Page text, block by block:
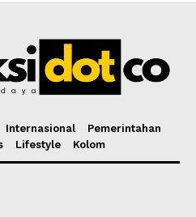
Internasional
Pemerintahan
Lifestyle Kolom